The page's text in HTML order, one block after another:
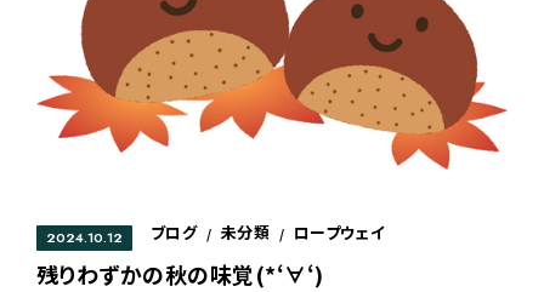
2024.10.12 ブログ / 未分類 / ロープウェイ
残りわずかの秋の味覚(*‘∀‘)